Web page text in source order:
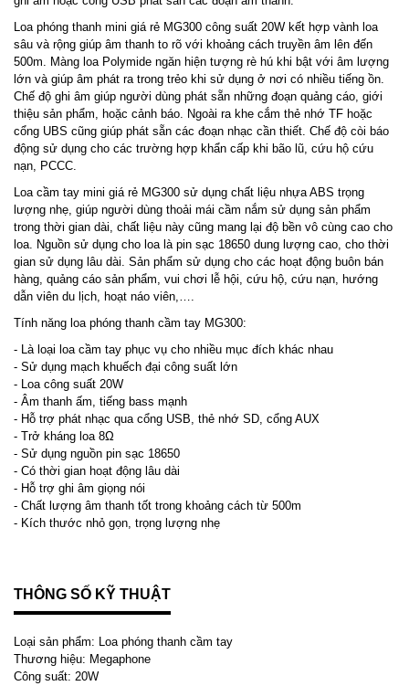
Loa phóng thanh mini giá rẻ MG300 công suất 20W kết hợp vành loa
sâu và rộng giúp âm thanh to rõ với khoảng cách truyền âm lên đến
500m. Màng loa Polymide ngăn hiện tượng rè hú khi bật với âm lượng
lớn và giúp âm phát ra trong trẻo khi sử dụng ở nơi có nhiều tiếng ồn.
Chế độ ghi âm giúp người dùng phát sẵn những đoạn quảng cáo, giới
thiệu sản phẩm, hoặc cảnh báo. Ngoài ra khe cắm thẻ nhớ TF hoặc
cổng UBS cũng giúp phát sẵn các đoạn nhạc cần thiết. Chế độ còi báo
động sử dụng cho các trường hợp khẩn cấp khi bão lũ, cứu hộ cứu
nạn, PCCC.
Loa cầm tay mini giá rẻ MG300 sử dụng chất liệu nhựa ABS trọng
lượng nhẹ, giúp người dùng thoải mái cầm nắm sử dụng sản phẩm
trong thời gian dài, chất liệu này cũng mang lại độ bền vô cùng cao cho
loa. Nguồn sử dụng cho loa là pin sạc 18650 dung lượng cao, cho thời
gian sử dụng lâu dài. Sản phẩm sử dụng cho các hoạt động buôn bán
hàng, quảng cáo sản phẩm, vui chơi lễ hội, cứu hộ, cứu nạn, hướng
dẫn viên du lịch, hoạt náo viên,….
Tính năng loa phóng thanh cầm tay MG300:
- Là loại loa cầm tay phục vụ cho nhiều mục đích khác nhau
- Sử dụng mạch khuếch đại công suất lớn
- Loa công suất 20W
- Âm thanh ấm, tiếng bass mạnh
- Hỗ trợ phát nhạc qua cổng USB, thẻ nhớ SD, cổng AUX
- Trở kháng loa 8Ω
- Sử dụng nguồn pin sạc 18650
- Có thời gian hoạt động lâu dài
- Hỗ trợ ghi âm giọng nói
- Chất lượng âm thanh tốt trong khoảng cách từ 500m
- Kích thước nhỏ gọn, trọng lượng nhẹ
THÔNG SỐ KỸ THUẬT
Loại sản phẩm: Loa phóng thanh cầm tay
Thương hiệu: Megaphone
Công suất: 20W